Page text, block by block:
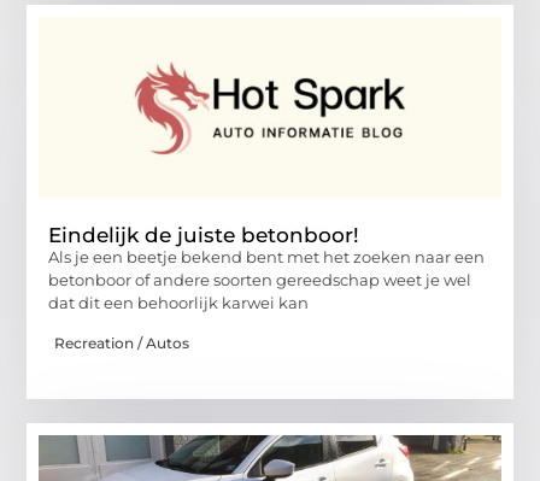
Eindelijk de juiste betonboor!
Als je een beetje bekend bent met het zoeken naar een
betonboor of andere soorten gereedschap weet je wel
dat dit een behoorlijk karwei kan
Recreation / Autos